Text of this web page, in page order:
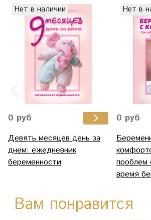
Нет в наличии
0 руб
Девять месяцев день за
днем: ежедневник
беременности
Нет в
0 руб
проблем
время
Вам понравится